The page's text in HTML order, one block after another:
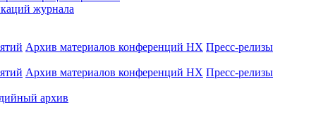
журнала
Архив материалов конференций НХ Пресс-релизы
Архив материалов конференций НХ Пресс-релизы
архив